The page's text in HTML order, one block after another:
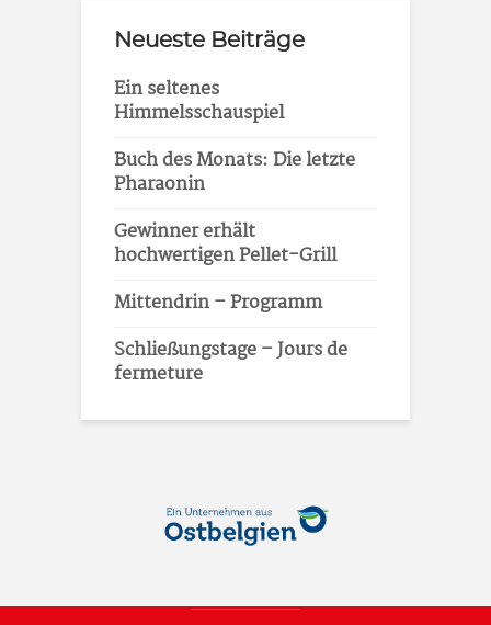
Neueste Beiträge
Ein seltenes
Himmelsschauspiel
Buch des Monats: Die letzte
Pharaonin
Gewinner erhält
hochwertigen Pellet-Grill
Mittendrin – Programm
Schließungstage – Jours de
fermeture